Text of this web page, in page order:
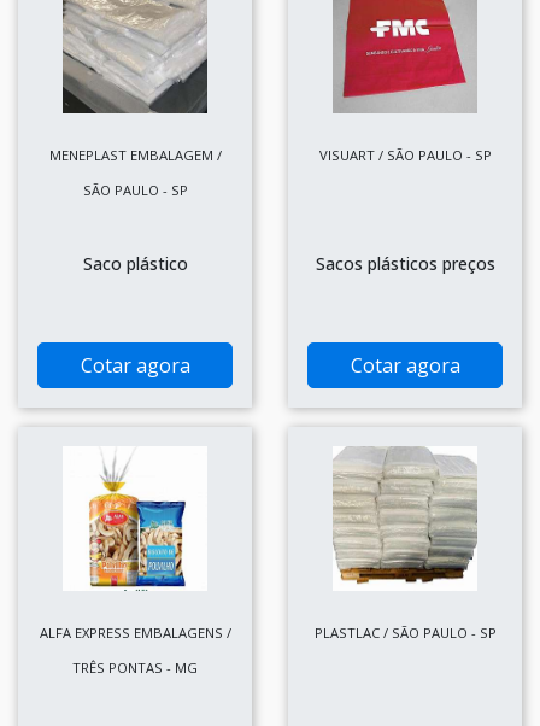
MENEPLAST EMBALAGEM /
SÃO PAULO - SP
Saco plástico
Cotar agora
VISUART / SÃO PAULO - SP
Sacos plásticos preços
Cotar agora
ALFA EXPRESS EMBALAGENS /
TRÊS PONTAS - MG
PLASTLAC / SÃO PAULO - SP